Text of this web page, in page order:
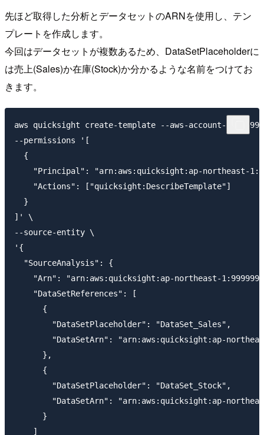
先ほど取得した分析とデータセットのARNを使用し、テン
プレートを作成します。
今回はデータセットが複数あるため、DataSetPlaceholderに
は売上(Sales)か在庫(Stock)か分かるような名前をつけてお
きます。
aws quicksight create-template --aws-account-id
--permissions '[
  {
"Principal": "arn:aws:quicksight:ap-northeast-
    "Actions": ["quicksight:DescribeTemplate"]
  }
]' \
--source-entity \
'{
  "SourceAnalysis": {
"Arn": "arn:aws:quicksight:ap-northeast-
    "DataSetReferences": [
      {
        "DataSetPlaceholder": "DataSet_Sales",
"DataSetArn": "arn:aws:quicksight:ap-
      },
      {
        "DataSetPlaceholder": "DataSet_Stock",
"DataSetArn": "arn:aws:quicksight:ap-
      }
    ]